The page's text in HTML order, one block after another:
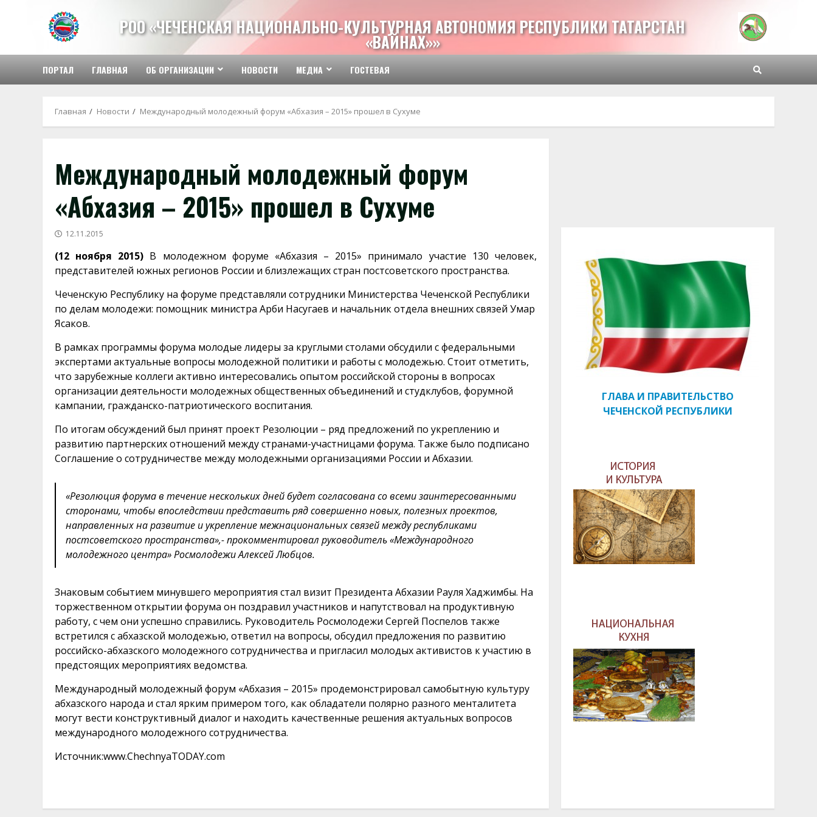
содержимому
РОО «ЧЕЧЕНСКАЯ НАЦИОНАЛЬНО-КУЛЬТУРНАЯ АВТОНОМИЯ РЕСПУБЛИКИ ТАТАРСТАН
«ВАЙНАХ»»
ПОРТАЛ ГЛАВНАЯ ОБ ОРГАНИЗАЦИИ НОВОСТИ МЕДИА ГОСТЕВАЯ
Главная Новости Международный молодежный форум «Абхазия – 2015» прошел в Сухуме
Международный молодежный форум
«Абхазия – 2015» прошел в Сухуме
12.11.2015
(12 ноября 2015) В молодежном форуме «Абхазия – 2015» принимало участие 130 человек,
представителей южных регионов России и близлежащих стран постсоветского пространства.
Чеченскую Республику на форуме представляли сотрудники Министерства Чеченской Республики
по делам молодежи: помощник министра Арби Насугаев и начальник отдела внешних связей Умар
Ясаков.
В рамках программы форума молодые лидеры за круглыми столами обсудили с федеральными
экспертами актуальные вопросы молодежной политики и работы с молодежью. Стоит отметить,
что зарубежные коллеги активно интересовались опытом российской стороны в вопросах
организации деятельности молодежных общественных объединений и студклубов, форумной
кампании, гражданско-патриотического воспитания.
По итогам обсуждений был принят проект Резолюции – ряд предложений по укреплению и
развитию партнерских отношений между странами-участницами форума. Также было подписано
Соглашение о сотрудничестве между молодежными организациями России и Абхазии.
«Резолюция форума в течение нескольких дней будет согласована со всеми заинтересованными
сторонами, чтобы впоследствии представить ряд совершенно новых, полезных проектов,
направленных на развитие и укрепление межнациональных связей между республиками
постсоветского пространства»,- прокомментировал руководитель «Международного
молодежного центра» Росмолодежи Алексей Любцов.
Знаковым событием минувшего мероприятия стал визит Президента Абхазии Рауля Хаджимбы. На
торжественном открытии форума он поздравил участников и напутствовал на продуктивную
работу, с чем они успешно справились. Руководитель Росмолодежи Сергей Поспелов также
встретился с абхазской молодежью, ответил на вопросы, обсудил предложения по развитию
российско-абхазского молодежного сотрудничества и пригласил молодых активистов к участию в
предстоящих мероприятиях ведомства.
Международный молодежный форум «Абхазия – 2015» продемонстрировал самобытную культуру
абхазского народа и стал ярким примером того, как обладатели полярно разного менталитета
могут вести конструктивный диалог и находить качественные решения актуальных вопросов
международного молодежного сотрудничества.
Источник:www.ChechnyaTODAY.com
ГЛАВА И ПРАВИТЕЛЬСТВО
ЧЕЧЕНСКОЙ РЕСПУБЛИКИ